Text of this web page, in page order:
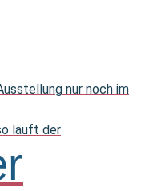
nur noch im
läuft der